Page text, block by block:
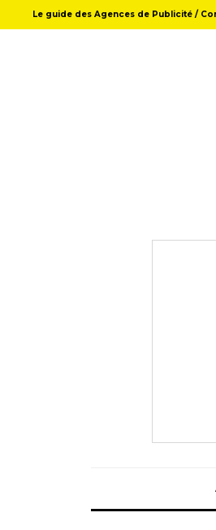
Le guide des Agences de Publicité /